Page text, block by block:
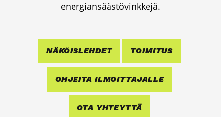
ener­gian­sääs­tö­vink­ke­jä.
NÄKÖIS­LEH­DET TOI­MI­TUS
OHJEI­TA ILMOIT­TA­JAL­LE
OTA YHTEYT­TÄ